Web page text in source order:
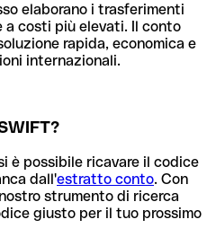
elaborano i trasferimenti
costi più elevati. Il conto
rapida, economica e
internazionali.
è possibile ricavare il codice
dall'estratto conto. Con
strumento di ricerca
giusto per il tuo prossimo